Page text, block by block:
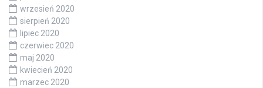
wrzesień 2020
sierpień 2020
lipiec 2020
czerwiec 2020
maj 2020
kwiecień 2020
marzec 2020